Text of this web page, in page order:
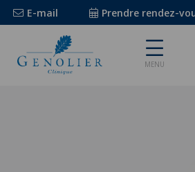
E-mail Prendre rendez-
MENU